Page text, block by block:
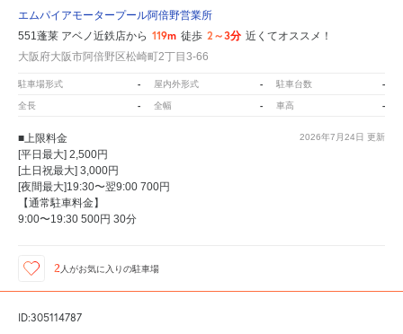
エムパイアモータープール阿倍野営業所
551蓬莱 アベノ近鉄店から 119m 徒歩 2～3分 近くてオススメ！
大阪府大阪市阿倍野区松崎町2丁目3-66
駐車場形式 - 屋内外形式 - 駐車台数 -
全長 - 全幅 - 車高 -
2026年7月24日 更新
■上限料金
[平日最大] 2,500円
[土日祝最大] 3,000円
[夜間最大]19:30〜翌9:00 700円
【通常駐車料金】
9:00〜19:30 500円 30分
2 人がお気に入りの駐車場
ID:305114787